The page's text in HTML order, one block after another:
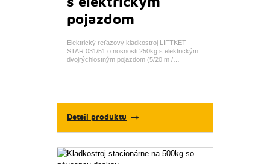
pojazdom
Elektrický reťazový kladkostroj LIFTKET
STAR 031/51 o nosnosti 250kg s elektrickým
dvojrýchlostným pojazdom (5/20 m /…
Detail produktu